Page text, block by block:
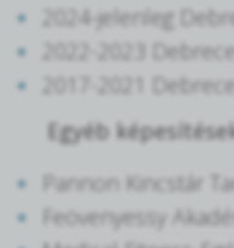
2024-jelenleg
2022-2023
2017-2021
Egyéb
Pannon Kincstár
Feövenyessy